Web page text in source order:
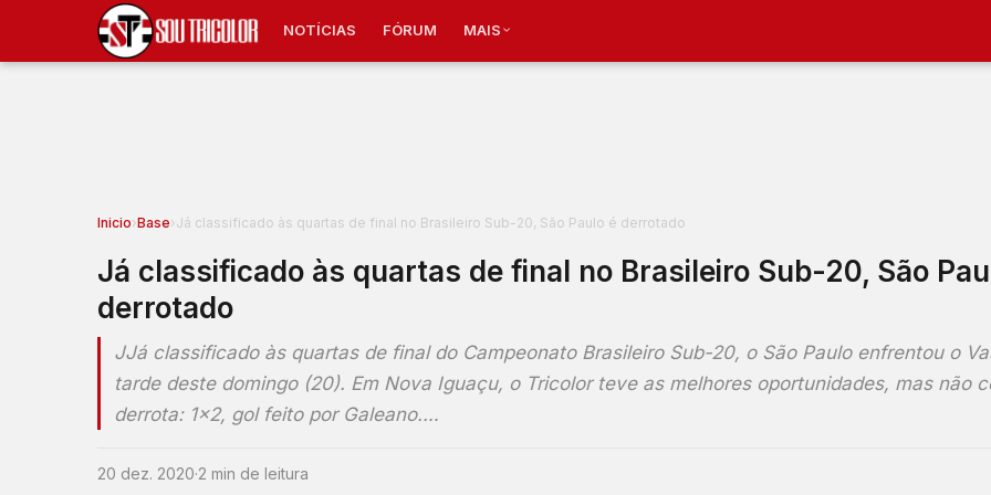
NOTÍCIAS FÓRUM MAIS
Inicio›Base›Já classificado às quartas de final no Brasileiro Sub-20, São Paulo é derrotado
Já classificado às quartas de final no Brasileiro Sub-20, São
derrotado
JJá classificado às quartas de final do Campeonato Brasileiro Sub-20, o São Paulo enfrentou o
tarde deste domingo (20). Em Nova Iguaçu, o Tricolor teve as melhores oportunidades, mas não
derrota: 1×2, gol feito por Galeano.…
20 dez. 2020·2 min de leitura